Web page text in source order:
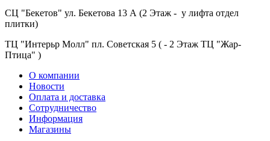
СЦ "Бекетов" ул. Бекетова 13 А (2 Этаж - у лифта отдел
плитки)
ТЦ "Интерьр Молл" пл. Советская 5 ( - 2 Этаж ТЦ "Жар-
Птица" )
О компании
Новости
Оплата и доставка
Сотрудничество
Информация
Магазины